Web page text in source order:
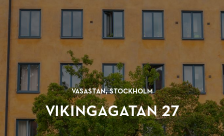
Vasastan, Stockholm
Vikingagatan 27